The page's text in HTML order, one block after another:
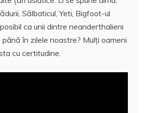
Sălbaticul, Yeti, Bigfoot-ul
ca unii dintre neanderthalieni
în zilele noastre? Mulţi oameni
cu certitudine.